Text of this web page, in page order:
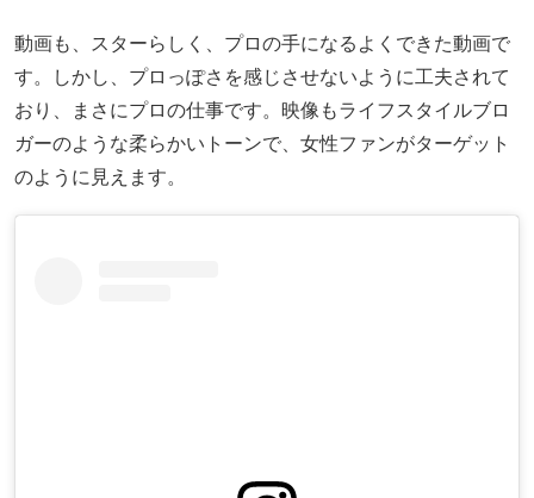
動画も、スターらしく、プロの手になるよくできた動画で
す。しかし、プロっぽさを感じさせないように工夫されて
おり、まさにプロの仕事です。映像もライフスタイルブロ
ガーのような柔らかいトーンで、女性ファンがターゲット
のように見えます。